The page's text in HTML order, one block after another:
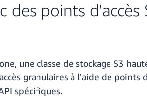
des points d'accès
une classe de stockage S3
granulaires à l'aide de points
spécifiques.